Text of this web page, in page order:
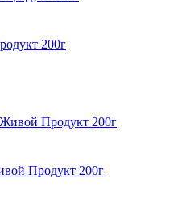
200г
Продукт 200г